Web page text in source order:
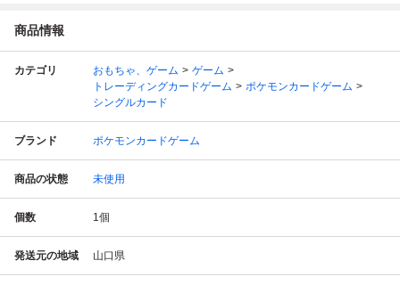
商品情報
カテゴリ おもちゃ、ゲーム
ゲーム
トレーディングカードゲーム
ポケモンカードゲーム
シングルカード
ブランド ポケモンカードゲーム
商品の状態 未使用
個数 1個
発送元の地域 山口県